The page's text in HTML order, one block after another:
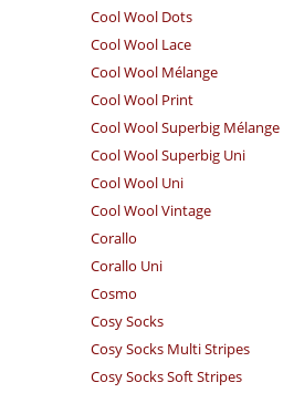
Cool Wool Dots
Cool Wool Lace
Cool Wool Mélange
Cool Wool Print
Cool Wool Superbig Mélange
Cool Wool Superbig Uni
Cool Wool Uni
Cool Wool Vintage
Corallo
Corallo Uni
Cosmo
Cosy Socks
Cosy Socks Multi Stripes
Cosy Socks Soft Stripes